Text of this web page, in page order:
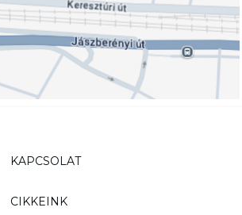
KAPCSOLAT
CIKKEINK